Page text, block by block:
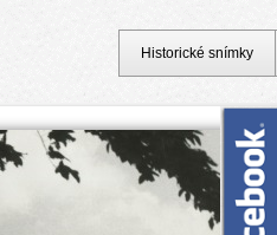
Historické snímky